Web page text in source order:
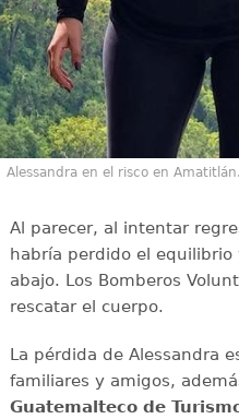
Alessandra en el risco en
Al parecer, al intentar
habría perdido el
abajo. Los Bomberos
rescatar el cuerpo.
La pérdida de Alessandra
familiares y amigos,
Guatemalteco de